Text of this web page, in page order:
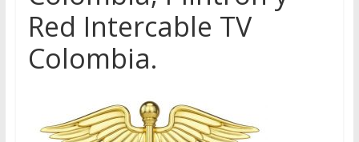
Red Intercable TV
Colombia.